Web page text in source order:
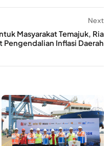
Next
Masyarakat Temajuk, Ria
Pengendalian Inflasi Daerah